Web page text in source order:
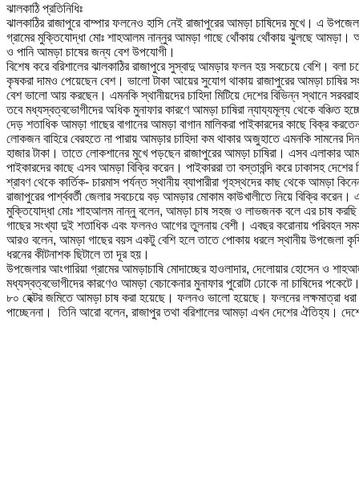
ঝালকাঠি প্রতিনিধিঃ
ঝালকাঠির রাজাপুরে বাম্পার ফলনেও হাসি নেই রাজাপুরের আমড়া চাষিদের মুখে। এ
গ্রামের মুক্তিযোদ্ধা মোঃ শাহআলম নান্নুর আমড়া গাছে থোঁকায় থোঁকায় ঝুলছে আমড়া।
ও পানি আমড়া চাষের জন্য বেশ উপযোগী।
বিশেষ করে বরিশালের ঝালকাঠির রাজাপুরে সুস্বাদু আমড়ার ফলন হয় সবচেয়ে বেশি।
কৃষকরা দামও পেয়েছেন বেশ। ভালো টাকা আয়ের সুযোগ থাকায় রাজাপুরের আমড়া চাষির
বেশ ভালো আয় করছেন। এমনকি স্থানীয়দের চাহিদা মিটিয়ে দেশের বিভিন্ন স্থানে
তবে মধ্যস্বত্বভোগীদের অধিক মুনাফার কারণে আমড়া চাষিরা ন্যায্যমূল্য থেকে বঞ্চিত
দেড় শতাধিক আমড়া গাছের বাগানের আমড়া বাগান মালিকরা পাইকারদের কাছে বিক্র
লোকজন বাহিরে বেরহতে না পারায় আমড়ার চাহিদা কম থাকার অজুহাতে এমনকি
হাজার টাকা। তাতে লোকশানের মুখে পড়ছেন রাজাপুরের আমড়া চাষিরা। এসব এলাকার
পাইকারদের কাছে এসব আমড়া বিক্রি করেন। পাইকাররা তা বস্তাবন্দি করে ঢাকাসহ দেশের
শ্রাবণ থেকে কার্তিক- চারমাস পর্যন্ত স্থানীয় ব্যাপারীরা গৃহস্থদের কাছ থেকে আমড়া
রাজাপুরের পার্শ্ববর্তী জেলার সবচেয়ে বড় আমড়ার মোকাম কাউখালীতে নিয়ে বিক্রি
মুক্তিযোদ্ধা মোঃ শাহআলম নান্নু বলেন, আমড়া চাষ সহজ ও লাভজনক বলে এর চাষ
গাছের সংখ্যা দুই শতাধিক এবং ফলনও আগের তুলনায় বেশী। এবছর করোনায় পরিবহন
আরও বলেন, আমড়া গাছের বয়স একটু বেশি হলে তাতে পোকায় ধরলে স্থানীয় উপজেলা
ধরনের কীটনাশক ছিটালে তা দূর হয়।
উপজেলার আংগারিয়া গ্রামের আমড়াচাষি মোদাচ্ছের হাওলাদার, দেলোয়ার হোসেন ও
মধ্যস্বত্বভোগীদের কারণেও আমড়া বেচাকেনার মুনাফার পুরোটা ঢোকে না চাষিদের
৮০ হেক্টর জমিতে আমড়া চাষ করা হয়েছে। ফলনও ভালো হয়েছে। ফলনের লক্ষমাত্রা
পাচ্ছেননা। তিনি আরো বলেন, রাজাপুর তথা বরিশালের আমড়া এখন দেশের ঐতিহ্য।